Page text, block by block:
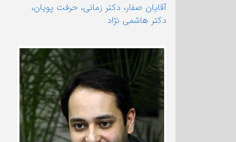
آقایان صفار، دکتر زمانی، حرفت پویان،
دکتر هاشمی نژاد